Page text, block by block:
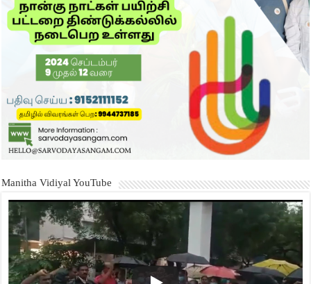
Manitha Vidiyal YouTube